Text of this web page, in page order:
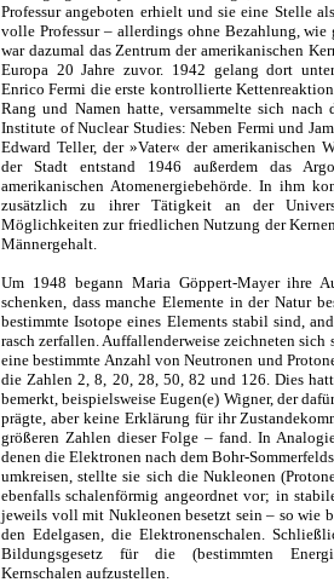
Professur angeboten erhielt und sie eine Stelle
volle Professur – allerdings ohne Bezahlung,
war dazumal das Zentrum der amerikanischen
Europa 20 Jahre zuvor. 1942 gelang dort
Enrico Fermi die erste kontrollierte
Rang und Namen hatte, versammelte sich nach
Institute of Nuclear Studies: Neben Fermi und
Edward Teller, der »Vater« der amerikanischen
der Stadt entstand 1946 außerdem das
amerikanischen Atomenergiebehörde. In ihm
zusätzlich zu ihrer Tätigkeit an der
Möglichkeiten zur friedlichen Nutzung der
Männergehalt.
Um 1948 begann Maria Göppert-Mayer ihre
schenken, dass manche Elemente in der Natur
bestimmte Isotope eines Elements stabil sind,
rasch zerfallen. Auffallenderweise zeichneten sich
eine bestimmte Anzahl von Neutronen und
die Zahlen 2, 8, 20, 28, 50, 82 und 126. Dies
bemerkt, beispielsweise Eugen(e) Wigner, der
prägte, aber keine Erklärung für ihr
größeren Zahlen dieser Folge – fand. In
denen die Elektronen nach dem Bohr-
umkreisen, stellte sie sich die Nukleonen
ebenfalls schalenförmig angeordnet vor; in
jeweils voll mit Nukleonen besetzt sein – so wie
den Edelgasen, die Elektronenschalen.
Bildungsgesetz für die (bestimmten
Kernschalen aufzustellen.